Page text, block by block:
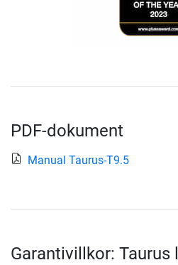
PDF-dokument
Manual Taurus-T9.5
Garantivillkor: Taurus